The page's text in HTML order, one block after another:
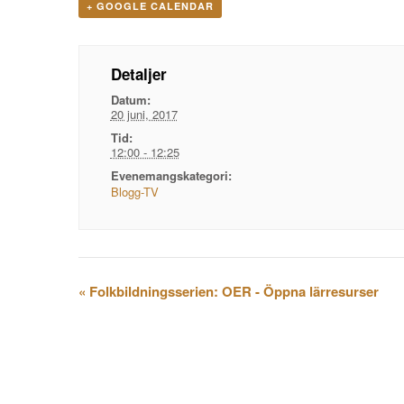
+ GOOGLE CALENDAR
Detaljer
Datum:
20 juni, 2017
Tid:
12:00 - 12:25
Evenemangskategori:
Blogg-TV
Evenemangsnavigation
« Folkbildningsserien: OER - Öppna lärresurser